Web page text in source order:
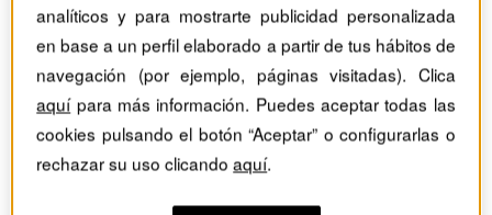
SL. (“MgAgnesi”), utiliza cookies con las finalidades que se
establecen en la presente política.
En particular, la información obtenida a través de las cookies es
utilizada por MgAgnesi
y por terceros a los que MgAgnesi ha
contratado con la finalidad de mostrarle publicidad relacionada
con sus preferencias.
A continuación, podrá encontrar más información respecto a las
cookies utilizadas en esta Página Web para la recopilación de
analíticos y para mostrarte publicidad personalizada
en base a un perfil elaborado a partir de tus hábitos de
navegación (por ejemplo, páginas visitadas). Clica
aquípara más información. Puedes aceptar todas las
cookies pulsando el botón “Aceptar” o configurarlas o
rechazar su uso clicandoaquí.